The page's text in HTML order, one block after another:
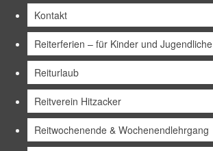
Kontakt
Reiterferien – für Kinder und Jugendliche
Reiturlaub
Reitverein Hitzacker
Reitwochenende & Wochenendlehrgang